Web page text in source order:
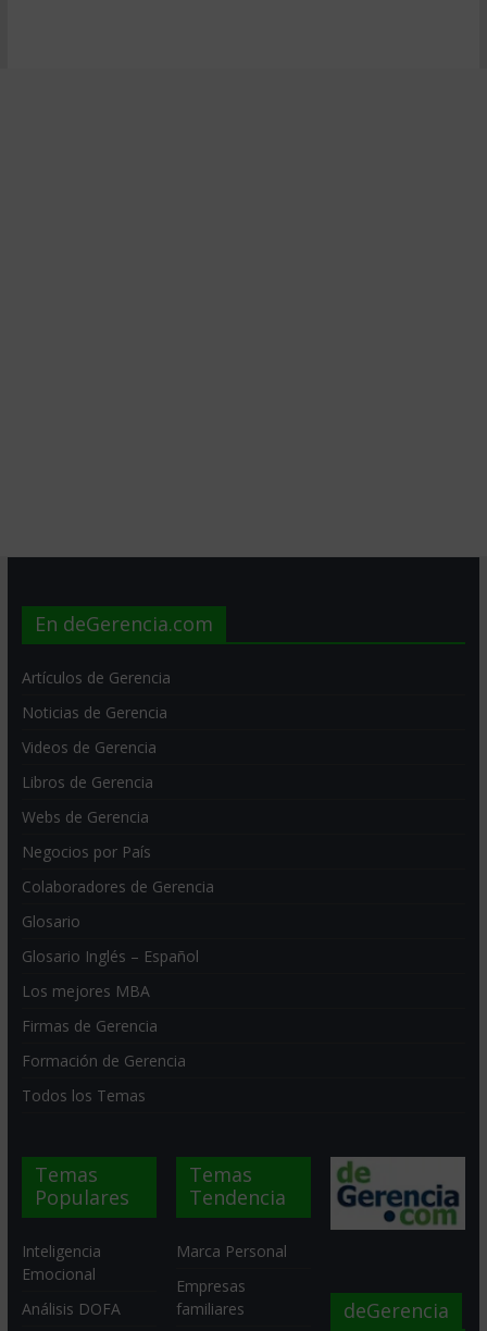
En deGerencia.com
Artículos de Gerencia
Noticias de Gerencia
Videos de Gerencia
Libros de Gerencia
Webs de Gerencia
Negocios por País
Colaboradores de Gerencia
Glosario
Glosario Inglés – Español
Los mejores MBA
Firmas de Gerencia
Formación de Gerencia
Todos los Temas
Temas
Populares
Inteligencia
Emocional
Análisis DOFA
Temas
Tendencia
Marca Personal
Empresas
familiares
deGerencia